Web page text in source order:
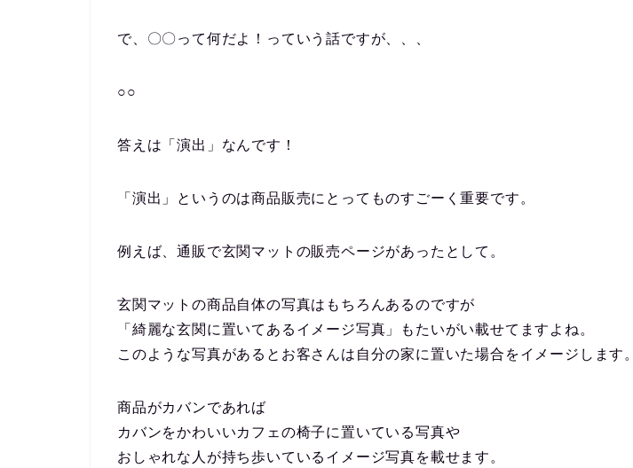
で、〇〇って何だよ！っていう話ですが、、、
○○
答えは「演出」なんです！
「演出」というのは商品販売にとってものすごーく重要です。
例えば、通販で玄関マットの販売ページがあったとして。
玄関マットの商品自体の写真はもちろんあるのですが
「綺麗な玄関に置いてあるイメージ写真」もたいがい載せてますよね。
このような写真があるとお客さんは自分の家に置いた場合をイメージします。
商品がカバンであれば
カバンをかわいいカフェの椅子に置いている写真や
おしゃれな人が持ち歩いているイメージ写真を載せます。